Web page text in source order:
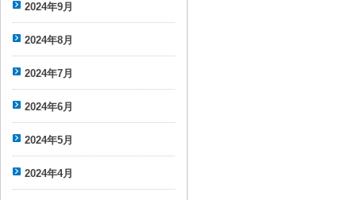
2024年9月
2024年8月
2024年7月
2024年6月
2024年5月
2024年4月